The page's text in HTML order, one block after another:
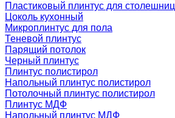
Пластиковый плинтус для столешниц
Цоколь кухонный
Микроплинтус для пола
Теневой плинтус
Парящий потолок
Черный плинтус
Плинтус полистирол
Напольный плинтус полистирол
Потолочный плинтус полистирол
Плинтус МДФ
Напольный плинтус МДФ